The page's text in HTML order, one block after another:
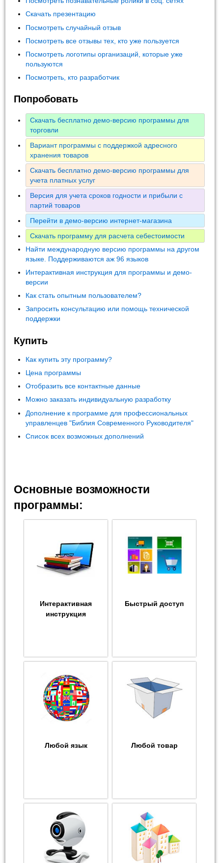
Скачать презентацию
Посмотреть случайный отзыв
Посмотреть все отзывы тех, кто уже пользуется
Посмотреть логотипы организаций, которые уже
пользуются
Посмотреть, кто разработчик
Попробовать
Скачать бесплатно демо-версию программы для
торговли
Вариант программы с поддержкой адресного
хранения товаров
Скачать бесплатно демо-версию программы для
учета платных услуг
Версия для учета сроков годности и прибыли с
партий товаров
Перейти в демо-версию интернет-магазина
Скачать программу для расчета себестоимости
Найти международную версию программы на другом
языке. Поддерживаются аж 96 языков
Интерактивная инструкция для программы и демо-
версии
Как стать опытным пользователем?
Запросить консультацию или помощь технической
поддержки
Купить
Как купить эту программу?
Цена программы
Отобразить все контактные данные
Можно заказать индивидуальную разработку
Дополнение к программе для профессиональных
управленцев "Библия Современного Руководителя"
Список всех возможных дополнений
Основные возможности
программы:
Интерактивная
инструкция
Быстрый доступ
Любой язык Любой товар